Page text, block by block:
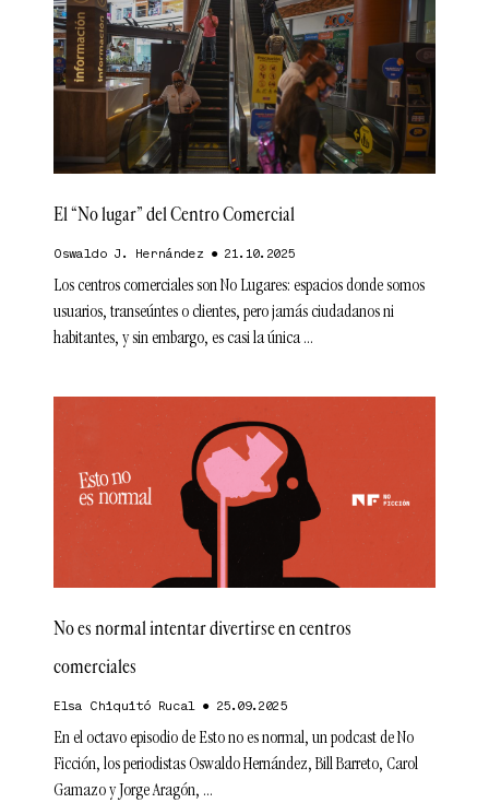
El “No lugar” del Centro Comercial
Oswaldo J. Hernández 21.10.2025
Los centros comerciales son No Lugares: espacios donde somos
usuarios, transeúntes o clientes, pero jamás ciudadanos ni
habitantes, y sin embargo, es casi la única
No es normal intentar divertirse en centros
comerciales
Elsa Chiquitó Rucal 25.09.2025
En el octavo episodio de Esto no es normal, un podcast de No
Ficción, los periodistas Oswaldo Hernández, Bill Barreto, Carol
Gamazo y Jorge Aragón,